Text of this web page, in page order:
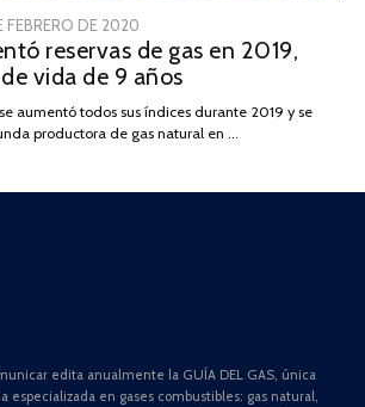
FEBRERO DE 2020
DE
JULIO
2025
reservas de gas en 2019,
vida de 9 años
aumentó todos sus índices durante 2019 y se
productora de gas natural en …
edita anualmente la GUÍA DEL GAS, única
especializada en gases combustibles: gas natural,